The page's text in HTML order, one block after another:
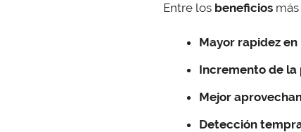
Entre los beneficios
Mayor rapidez
Incremento de
Mejor
Detección